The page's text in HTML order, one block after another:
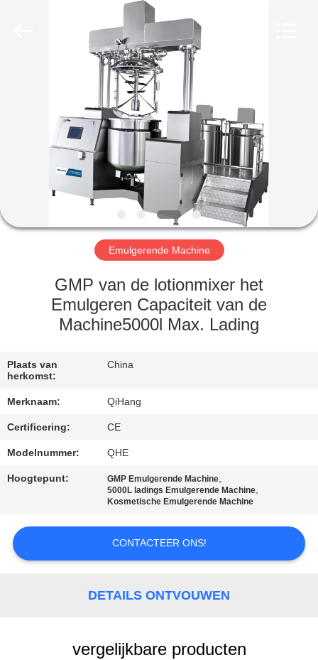
PRODUCTEN
ONGEVEER
FABRIEKSREIS
KWALITEITSCONTROLE
CONTACTEER
GEVALLEN
VERZOEK
EEN
CITAAT
SITEMAP
Emulgerende Machine
GMP van de lotionmixer het
Emulgeren Capaciteit van de
Machine5000l Max. Lading
Plaats van
herkomst:
China
Merknaam: QiHang
Certificering: CE
Modelnummer: QHE
Hoogtepunt: GMP Emulgerende Machine,
5000L ladings Emulgerende Machine,
Kosmetische Emulgerende Machine
CONTACTEER ONS!
DETAILS ONTVOUWEN
vergelijkbare producten